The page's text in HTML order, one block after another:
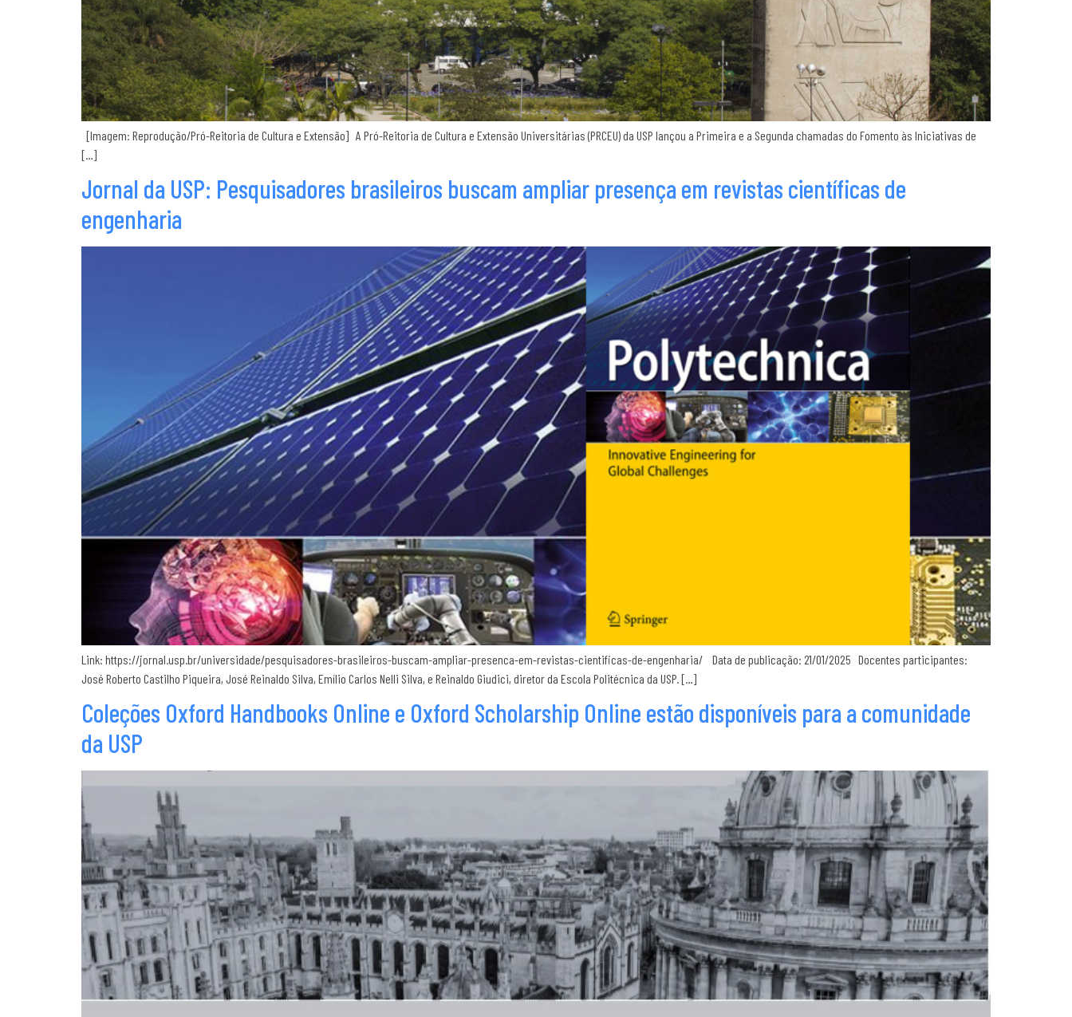
[Imagem: Reprodução/Pró-Reitoria de Cultura e Extensão] A Pró-Reitoria de Cultura e Extensão Universitárias (PRCEU) da USP lançou a Primeira e a Segunda chamadas do Fomento às Iniciativas de
[…]
Jornal da USP: Pesquisadores brasileiros buscam ampliar presença em revistas científicas de
engenharia
Link: https://jornal.usp.br/universidade/pesquisadores-brasileiros-buscam-ampliar-presenca-em-revistas-cientificas-de-engenharia/ Data de publicação: 21/01/2025 Docentes participantes:
José Roberto Castilho Piqueira, José Reinaldo Silva, Emílio Carlos Nelli Silva, e Reinaldo Giudici, diretor da Escola Politécnica da USP. […]
Coleções Oxford Handbooks Online e Oxford Scholarship Online estão disponíveis para a comunidade
da USP